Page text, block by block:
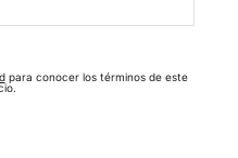
para conocer los términos de este